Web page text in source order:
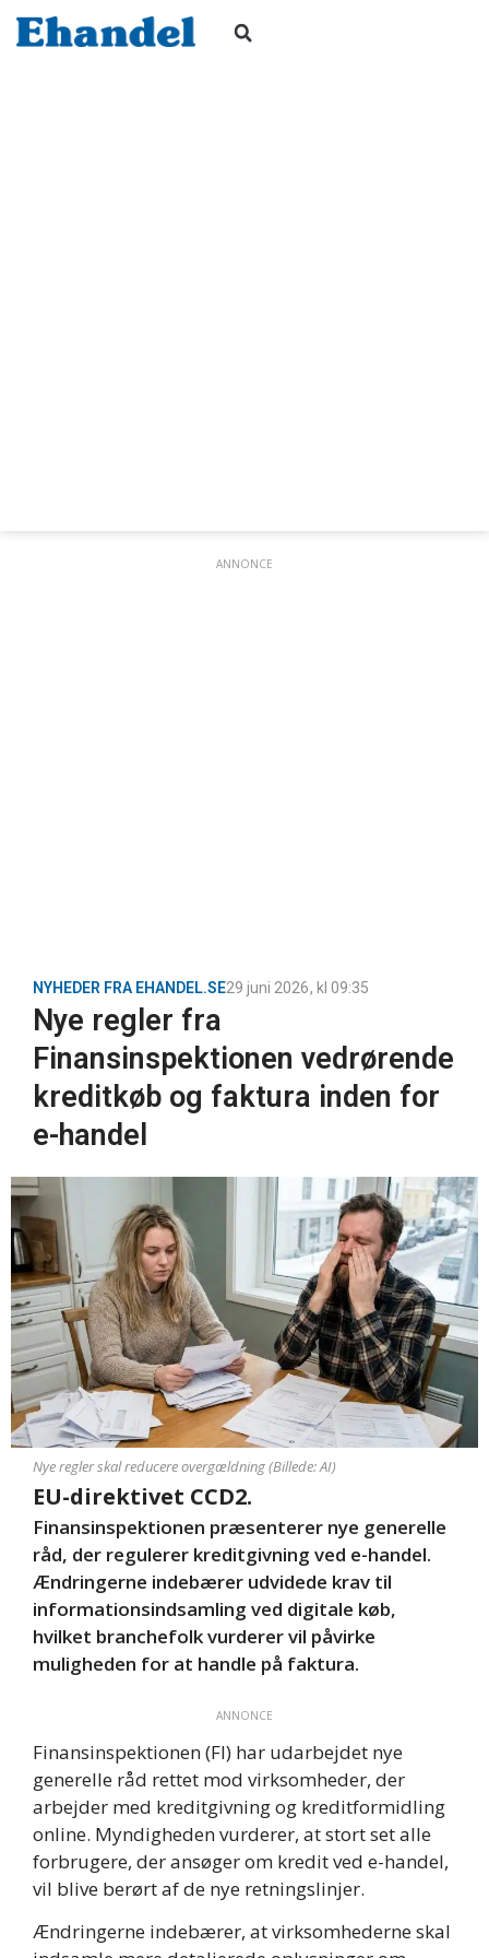
ANNONCE
NYHEDER FRA EHANDEL.SE29 juni 2026, kl 09:35
Nye regler fra
Finansinspektionen vedrørende
kreditkøb og faktura inden for
e-handel
Nye regler skal reducere overgældning (Billede: AI)
EU-direktivet CCD2.
Finansinspektionen præsenterer nye generelle
råd, der regulerer kreditgivning ved e-handel.
Ændringerne indebærer udvidede krav til
informationsindsamling ved digitale køb,
hvilket branchefolk vurderer vil påvirke
muligheden for at handle på faktura.
ANNONCE
Finansinspektionen (FI) har udarbejdet nye
generelle råd rettet mod virksomheder, der
arbejder med kreditgivning og kreditformidling
online. Myndigheden vurderer, at stort set alle
forbrugere, der ansøger om kredit ved e-handel,
vil blive berørt af de nye retningslinjer.
Ændringerne indebærer, at virksomhederne skal